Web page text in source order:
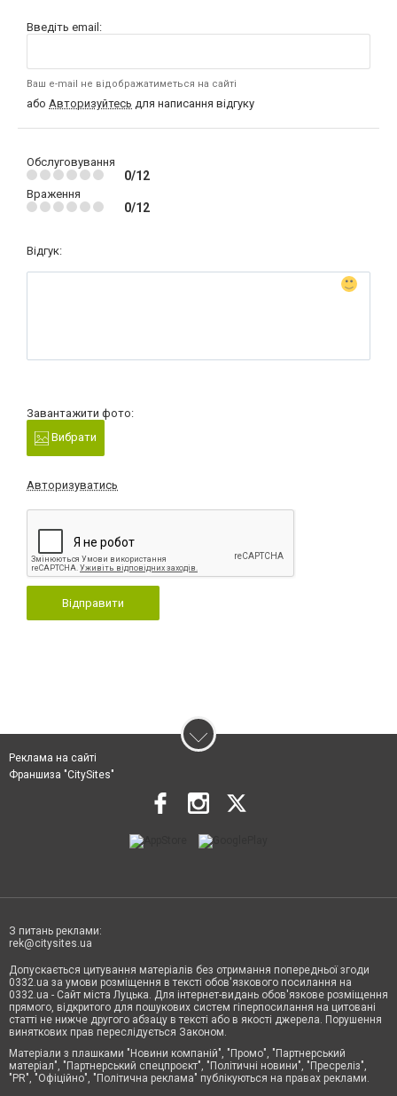
Введіть email:
Ваш e-mail не відображатиметься на сайті
або Авторизуйтесь для написання відгуку
Обслуговування
0/12
Враження
0/12
Відгук:
Завантажити фото:
Вибрати
Авторизуватись
Відправити
Реклама на сайті
Франшиза "CitySites"
З питань реклами:
rek@citysites.ua
Допускається цитування матеріалів без отримання попередньої згоди
0332.ua за умови розміщення в тексті обов'язкового посилання на
0332.ua - Сайт міста Луцька. Для інтернет-видань обов'язкове розміщення
прямого, відкритого для пошукових систем гіперпосилання на цитовані
статті не нижче другого абзацу в тексті або в якості джерела. Порушення
виняткових прав переслідується Законом.
Матеріали з плашками "Новини компаній", "Промо", "Партнерський
матеріал", "Партнерський спецпроєкт", "Політичні новини", "Пресреліз",
"PR", "Офіційно", "Політична реклама" публікуються на правах реклами.